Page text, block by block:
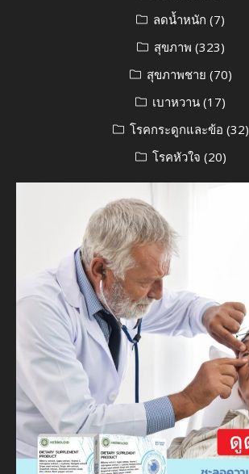
ลดน้ำหนัก (7)
สุขภาพ (323)
สุขภาพชาย (70)
เบาหวาน (17)
โรคกระดูกและข้อ (32)
โรคหัวใจ (20)